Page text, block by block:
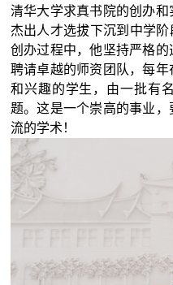
清华大学求真书院的创办
杰出人才选拔下沉到中学
创办过程中，他坚持严格的
聘请卓越的师资团队，每
和兴趣的学生，由一批有
题。这是一个崇高的事业
流的学术！